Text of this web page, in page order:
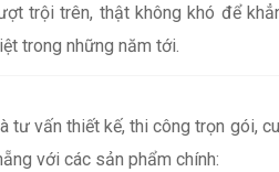
trội trên, thật không khó để
trong những năm tới.
tư vấn thiết kế, thi công trọn gói,
với các sản phẩm chính: